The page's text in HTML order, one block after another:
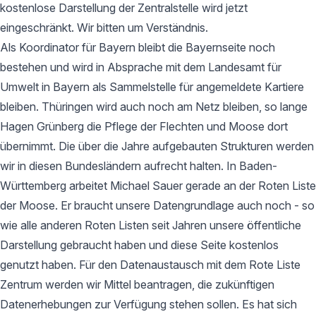
kostenlose Darstellung der Zentralstelle wird jetzt
eingeschränkt. Wir bitten um Verständnis.
Als Koordinator für Bayern bleibt die Bayernseite noch
bestehen und wird in Absprache mit dem Landesamt für
Umwelt in Bayern als Sammelstelle für angemeldete Kartiere
bleiben. Thüringen wird auch noch am Netz bleiben, so lange
Hagen Grünberg die Pflege der Flechten und Moose dort
übernimmt. Die über die Jahre aufgebauten Strukturen werden
wir in diesen Bundesländern aufrecht halten. In Baden-
Württemberg arbeitet Michael Sauer gerade an der Roten Liste
der Moose. Er braucht unsere Datengrundlage auch noch - so
wie alle anderen Roten Listen seit Jahren unsere öffentliche
Darstellung gebraucht haben und diese Seite kostenlos
genutzt haben. Für den Datenaustausch mit dem Rote Liste
Zentrum werden wir Mittel beantragen, die zukünftigen
Datenerhebungen zur Verfügung stehen sollen. Es hat sich